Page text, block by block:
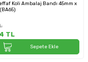
Koli Ambalaj Bandı 45mm x
TL
Sepete Ekle